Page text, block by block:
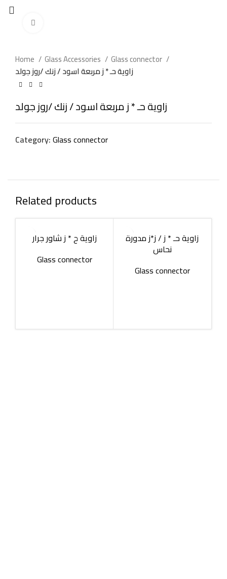
Home Glass Accessories
Glass connector
زاوية حـ * ز مربعة اسود / زنك /روز جولد
زاوية حـ * ز مربعة اسود / زنك /روز جولد
Category:Glass connector
Related products
زاوية ح * ز شاور جرار
Glass connector
زاوية حـ * ز / ز*ز مدورة
نحاس
Glass connector